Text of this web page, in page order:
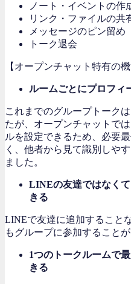
ノート・イベントの作
リンク・ファイルの共
メッセージのピン留め
トーク退会
【オープンチャット特有の機
ルームごとにプロフィ
これまでのグループトーク
たが、オープンチャットで
ルを設定できるため、必要
く、他者から見て識別しや
ました。
LINEの友達ではなく
きる
LINEで友達に追加すること
もグループに参加することが
1つのトークルームで
きる